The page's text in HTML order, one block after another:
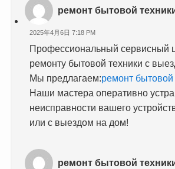
ремонт бытовой
2025年4月6日 7:18 PM
Профессиональный сервисный
ремонту бытовой техники с
Мы предлагаем:ремонт бытовой
Наши мастера оперативно
неисправности вашего
или с выездом на дом!
ремонт бытовой